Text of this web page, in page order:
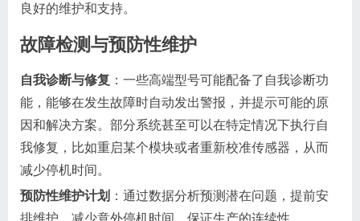
良好的维护和支持。
故障检测与预防性维护
自我诊断与修复 ：一些高端型号可能配备了自我诊断功
能，能够在发生故障时自动发出警报，并提示可能的原
因和解决方案。部分系统甚至可以在特定情况下执行自
我修复，比如重启某个模块或者重新校准传感器，从而
减少停机时间。
预防性维护计划 ：通过数据分析预测潜在问题，提前安
排维护，减少意外停机时间，保证生产的连续性。